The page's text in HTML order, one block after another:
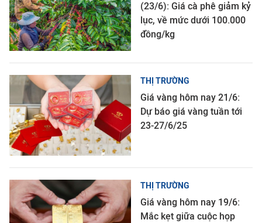
(23/6): Giá cà phê giảm kỷ
lục, về mức dưới 100.000
đồng/kg
THỊ TRƯỜNG
Giá vàng hôm nay 21/6:
Dự báo giá vàng tuần tới
23-27/6/25
THỊ TRƯỜNG
Giá vàng hôm nay 19/6:
Mắc kẹt giữa cuộc họp